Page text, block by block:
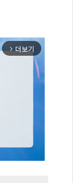
arrow_forward_ios 더보기